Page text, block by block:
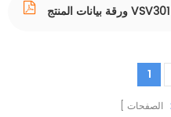
ورقة بيانات المنتج VSV301
1
الصفحات